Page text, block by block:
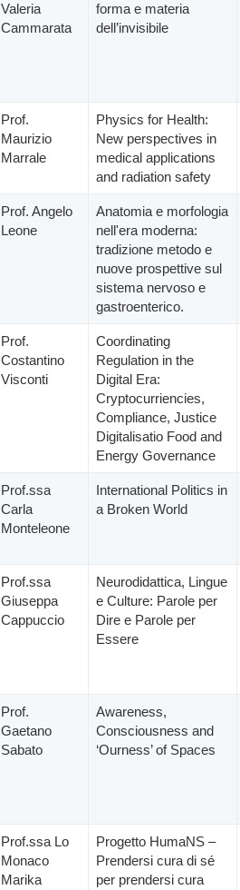
Valeria
Cammarata
forma e materia
dell’invisibile
Prof.
Maurizio
Marrale
Physics for Health:
New perspectives in
medical applications
and radiation safety
Prof. Angelo
Leone
Anatomia e morfologia
nell'era moderna:
tradizione metodo e
nuove prospettive sul
sistema nervoso e
gastroenterico.
Prof.
Costantino
Visconti
Coordinating
Regulation in the
Digital Era:
Cryptocurriencies,
Compliance, Justice
Digitalisatio Food and
Energy Governance
Prof.ssa
Carla
Monteleone
International Politics in
a Broken World
Prof.ssa
Giuseppa
Cappuccio
Neurodidattica, Lingue
e Culture: Parole per
Dire e Parole per
Essere
Prof.
Gaetano
Sabato
Awareness,
Consciousness and
‘Ourness’ of Spaces
Prof.ssa Lo
Monaco
Marika
Progetto HumaNS –
Prendersi cura di sé
per prendersi cura